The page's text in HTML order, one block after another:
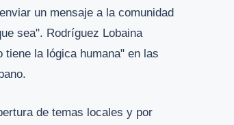
un mensaje a la comunidad
sea". Rodríguez Lobaina
la lógica humana" en las
de temas locales y por